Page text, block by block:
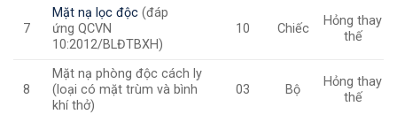
7
Mặt nạ lọc độc(đáp
ứng QCVN
10:2012/BLĐTBXH)
10 Chiếc
Hỏng thay
thế
8
Mặt nạ phòng độc cách ly
(loại có mặt trùm và bình
khí thở)
03 Bộ
Hỏng thay
thế